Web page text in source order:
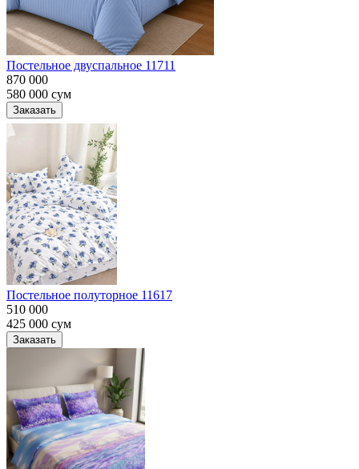
Постельное двуспальное 11711
870 000
580 000 сум
Заказать
Постельное полуторное 11617
510 000
425 000 сум
Заказать